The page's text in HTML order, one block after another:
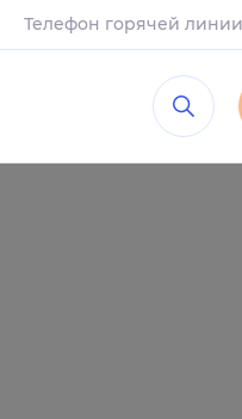
Телефон горячей линии